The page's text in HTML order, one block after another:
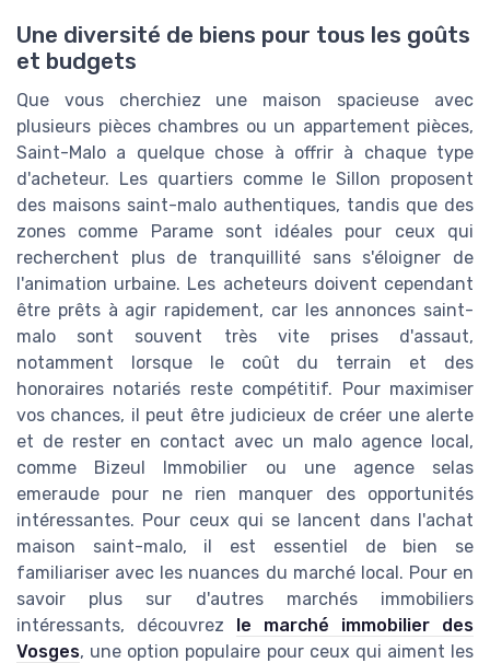
Une diversité de biens pour tous les goûts
et budgets
Que vous cherchiez une maison spacieuse avec
plusieurs pièces chambres ou un appartement pièces,
Saint-Malo a quelque chose à offrir à chaque type
d'acheteur. Les quartiers comme le Sillon proposent
des maisons saint-malo authentiques, tandis que des
zones comme Parame sont idéales pour ceux qui
recherchent plus de tranquillité sans s'éloigner de
l'animation urbaine. Les acheteurs doivent cependant
être prêts à agir rapidement, car les annonces saint-
malo sont souvent très vite prises d'assaut,
notamment lorsque le coût du terrain et des
honoraires notariés reste compétitif. Pour maximiser
vos chances, il peut être judicieux de créer une alerte
et de rester en contact avec un malo agence local,
comme Bizeul Immobilier ou une agence selas
emeraude pour ne rien manquer des opportunités
intéressantes. Pour ceux qui se lancent dans l'achat
maison saint-malo, il est essentiel de bien se
familiariser avec les nuances du marché local. Pour en
savoir plus sur d'autres marchés immobiliers
intéressants, découvrez le marché immobilier des
Vosges, une option populaire pour ceux qui aiment les